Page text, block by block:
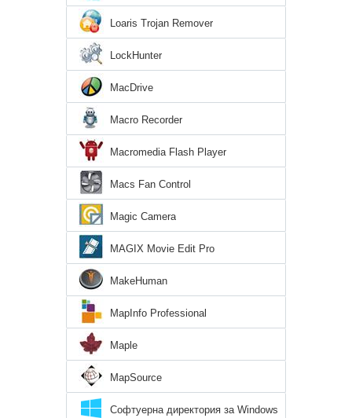
Loaris Trojan Remover
LockHunter
MacDrive
Macro Recorder
Macromedia Flash Player
Macs Fan Control
Magic Camera
MAGIX Movie Edit Pro
MakeHuman
MapInfo Professional
Maple
MapSource
Софтуерна директория за Windows